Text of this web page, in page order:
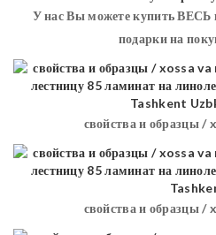
У нас Вы можете купить ВЕСЬ
подарки на
свойства и образцы /
свойства и образцы /